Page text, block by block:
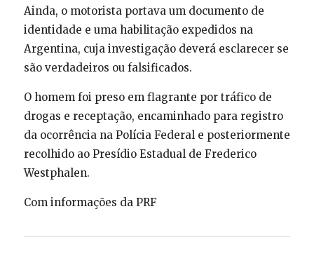
Ainda, o motorista portava um documento de
identidade e uma habilitação expedidos na
Argentina, cuja investigação deverá esclarecer se
são verdadeiros ou falsificados.
O homem foi preso em flagrante por tráfico de
drogas e receptação, encaminhado para registro
da ocorrência na Polícia Federal e posteriormente
recolhido ao Presídio Estadual de Frederico
Westphalen.
Com informações da PRF